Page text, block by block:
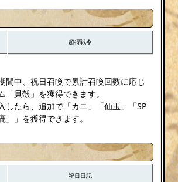
超得戦令
間中、祝日召喚で累計召喚回数に応じ
「貝殻」を獲得できます。
したら、追加で「カニ」「仙玉」「SP
」」を獲得できます。
祝日日記